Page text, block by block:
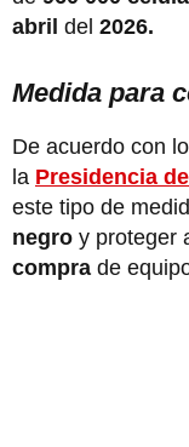
abril del 2026.
Medida para
De acuerdo con
la Presidencia
este tipo de
negro y proteger
compra de